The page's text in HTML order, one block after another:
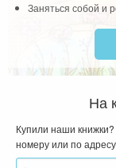
Заняться собой и
На
Купили наши
номеру или по